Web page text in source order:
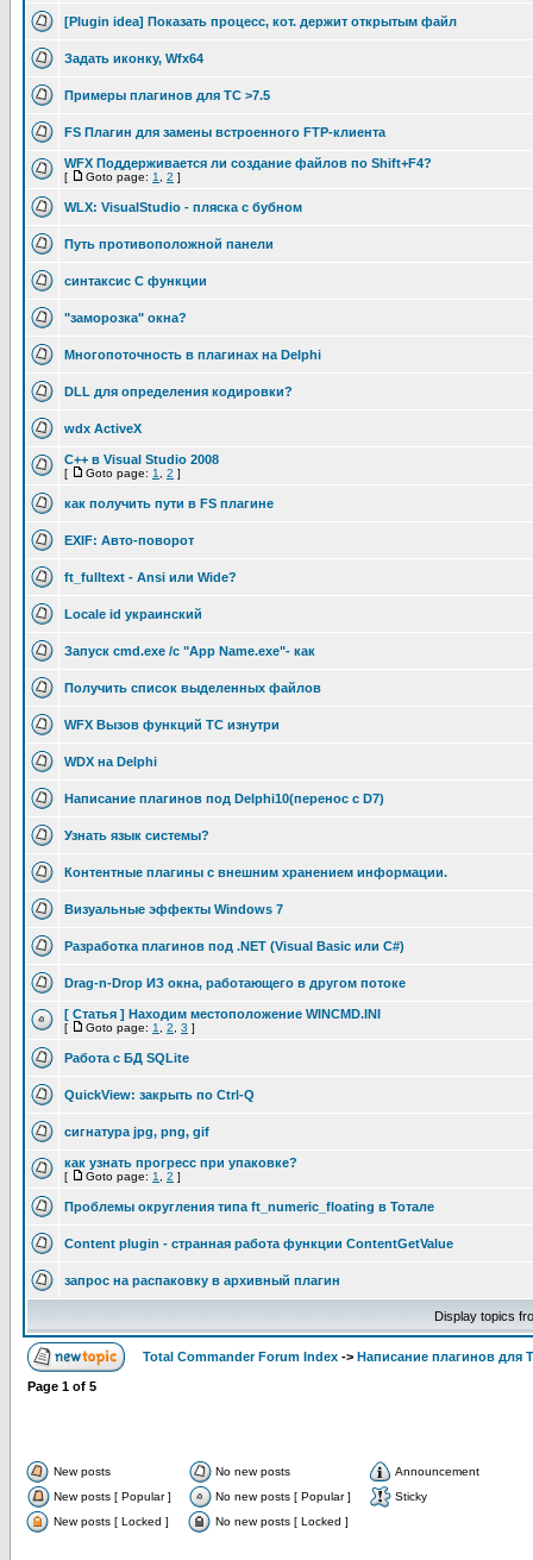
[Plugin idea] Показать процесс, кот. держит открытым файл
Задать иконку, Wfx64
Примеры плагинов для TC >7.5
FS Плагин для замены встроенного FTP-клиента
WFX Поддерживается ли создание файлов по Shift+F4?
[ Goto page: 1 2 ]
WLX: VisualStudio - пляска с бубном
Путь противоположной панели
синтаксис C функции
"заморозка" окна?
Многопоточность в плагинах на Delphi
DLL для определения кодировки?
wdx ActiveX
C++ в Visual Studio 2008
[ Goto page: 1 2 ]
как получить пути в FS плагине
EXIF: Авто-поворот
ft_fulltext - Ansi или Wide?
Locale id украинский
Запуск cmd.exe /c "App Name.exe"- как
Получить список выделенных файлов
WFX Вызов функций TC изнутри
WDX на Delphi
Написание плагинов под Delphi10(перенос с D7)
Узнать язык системы?
Контентные плагины с внешним хранением информации.
Визуальные эффекты Windows 7
Разработка плагинов под .NET (Visual Basic или C#)
Drag-n-Drop ИЗ окна, работающего в другом потоке
[ Статья ] Находим местоположение WINCMD.INI
[ Goto page: 1 2 3 ]
Работа с БД SQLite
QuickView: закрыть по Ctrl-Q
сигнатура jpg, png, gif
как узнать прогресс при упаковке?
[ Goto page: 1 2 ]
Проблемы округления типа ft_numeric_floating в Тотале
Content plugin - странная работа функции ContentGetValue
запрос на распаковку в архивный плагин
Display topics
Total Commander Forum Index -> Написание плагинов для
Page 1 of 5
New posts No new posts
Announcement
New posts [ Popular ]
No new posts [ Popular ]
Sticky
New posts [ Locked ]
No new posts [ Locked ]